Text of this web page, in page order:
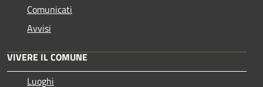
Comunicati
Avvisi
VIVERE IL COMUNE
Luoghi